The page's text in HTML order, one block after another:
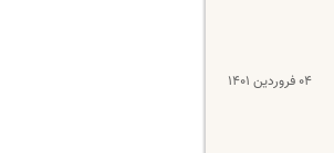
۰۴ فروردین ۱۴۰۱